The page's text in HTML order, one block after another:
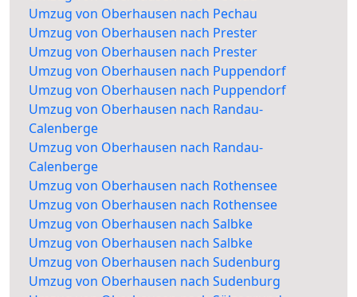
Umzug von Oberhausen nach Pechau
Umzug von Oberhausen nach Prester
Umzug von Oberhausen nach Prester
Umzug von Oberhausen nach Puppendorf
Umzug von Oberhausen nach Puppendorf
Umzug von Oberhausen nach Randau-
Calenberge
Umzug von Oberhausen nach Randau-
Calenberge
Umzug von Oberhausen nach Rothensee
Umzug von Oberhausen nach Rothensee
Umzug von Oberhausen nach Salbke
Umzug von Oberhausen nach Salbke
Umzug von Oberhausen nach Sudenburg
Umzug von Oberhausen nach Sudenburg